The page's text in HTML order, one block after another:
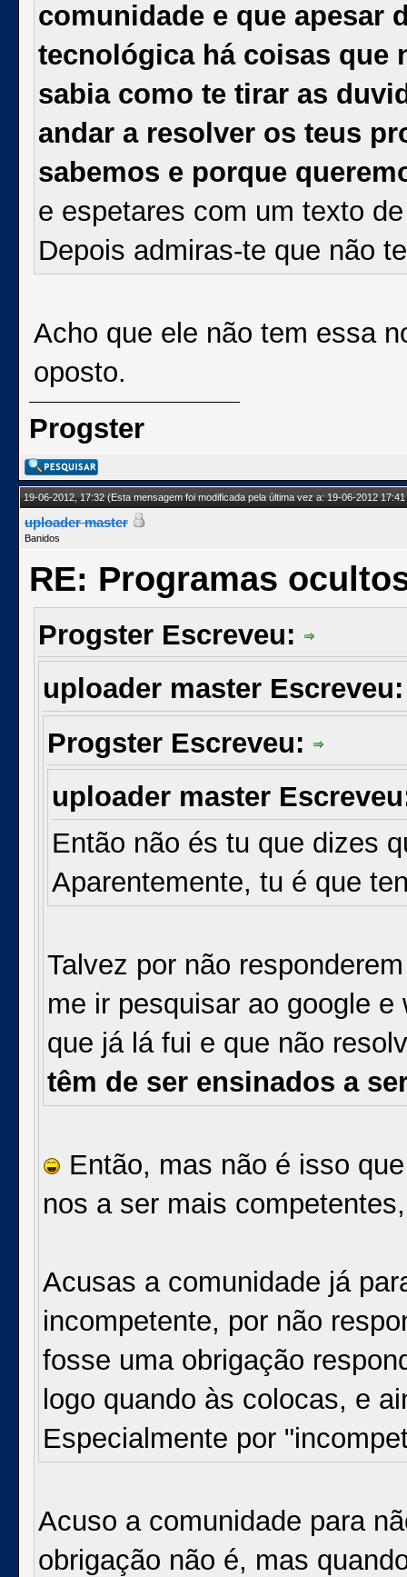
comunidade e que apesar
tecnológica há coisas que
sabia como te tirar as
andar a resolver os teus
sabemos e porque
e espetares com um texto
Depois admiras-te que não
Acho que ele não tem essa
oposto.
Progster
19-06-2012, 17:32(Esta mensagem foi modificada pela última vez a: 19-06-2012
uploader master
Banidos
RE: Programas
Progster Escreveu:
uploader master
Progster Escreveu:
uploader master
Então não és tu que dizes
Aparentemente, tu é que
Talvez por não
me ir pesquisar ao google
que já lá fui e que não
têm de ser ensinados a
Então, mas não é isso
nos a ser mais
Acusas a comunidade já
incompetente, por não
fosse uma obrigação
logo quando às colocas, e
Especialmente por
Acuso a comunidade para
obrigação não é, mas